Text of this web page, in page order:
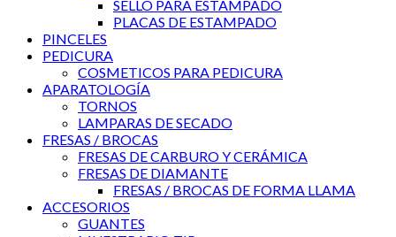
SELLO PARA ESTAMPADO
PLACAS DE ESTAMPADO
PINCELES
PEDICURA
COSMETICOS PARA PEDICURA
APARATOLOGÍA
TORNOS
LAMPARAS DE SECADO
FRESAS / BROCAS
FRESAS DE CARBURO Y CERÁMICA
FRESAS DE DIAMANTE
FRESAS / BROCAS DE FORMA LLAMA
ACCESORIOS
GUANTES